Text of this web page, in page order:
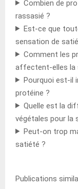
Combien de
rassasié ?
Est-ce que
sensation de
Comment les
affectent-elles la
Pourquoi est-il
protéine ?
Quelle est la
végétales pour la
Peut-on trop
satiété ?
Publications